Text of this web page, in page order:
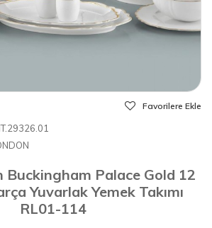
Favorilere Ekle
Buckingham Palace Gold 12
Yuvarlak Yemek Takımı
RL01-114